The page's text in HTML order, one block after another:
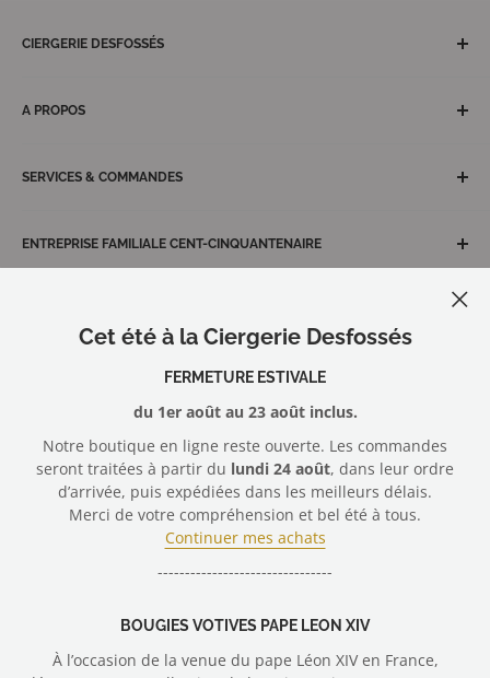
Cet été à la Ciergerie Desfossés
FERMETURE ESTIVALE
du 1er août au 23 août inclus.
Notre boutique en ligne reste ouverte. Les commandes
seront traitées à partir du lundi 24 août, dans leur ordre
d’arrivée, puis expédiées dans les meilleurs délais.
Merci de votre compréhension et bel été à tous.
Continuer mes achats
--------------------------------
BOUGIES VOTIVES PAPE LEON XIV
À l’occasion de la venue du pape Léon XIV en France,
CIERGERIE DESFOSSÉS
français de cierges et bougies votives. Nos équipes et
conseils et services avisés pour des solutions
+33 (0)2 40 30 15 32
A PROPOS
Veilleuses votives écoresponsables Luminat
Conformité au RGPD
Mentions légales
SERVICES & COMMANDES
Questions & solutions
ENTREPRISE FAMILIALE CENT-CINQUANTENAIRE
Membre duSyndicat Général des Fabricants de Bougies
Nous acceptons
© 2026 Ciergerie Desfossés - vente en ligne cierges, bougies votives